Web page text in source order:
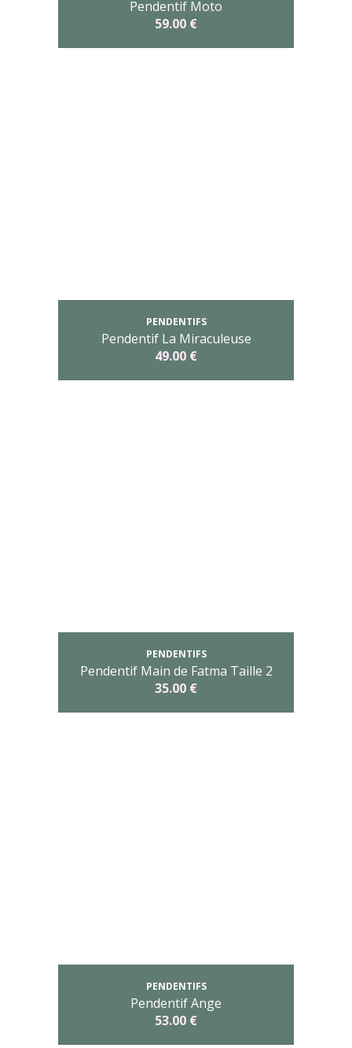
Pendentif Moto
59.00 €
PENDENTIFS
Pendentif La Miraculeuse
49.00 €
PENDENTIFS
Pendentif Main de Fatma Taille 2
35.00 €
PENDENTIFS
Pendentif Ange
53.00 €